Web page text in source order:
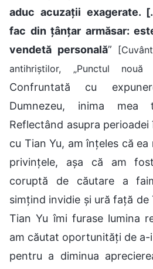
aduc acuzații exagerate.
fac din țânțar armăsar:
vendetă personală”
antihriștilor, „Punctul
Confruntată cu
Dumnezeu, inima mea
Reflectând asupra
cu Tian Yu, am înțeles că
privințele, așa că am
coruptă de căutare a
simțind invidie și ură față de
Tian Yu îmi furase lumina
am căutat oportunități de a-
pentru a diminua